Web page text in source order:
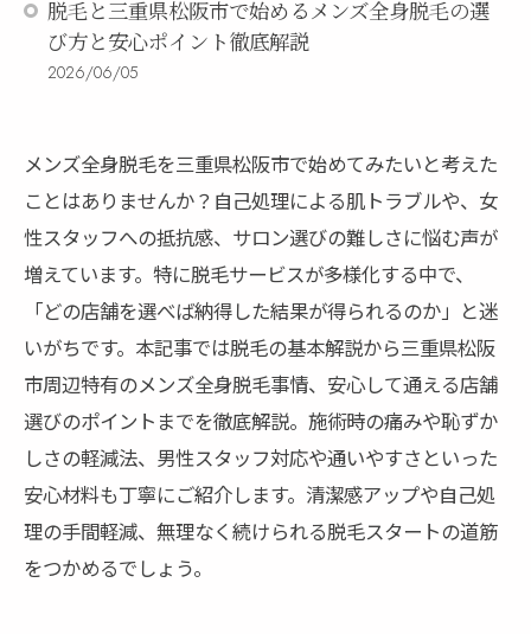
脱毛と三重県松阪市で始めるメンズ全身脱毛の選
び方と安心ポイント徹底解説
2026/06/05
メンズ全身脱毛を三重県松阪市で始めてみたいと考えた
ことはありませんか？自己処理による肌トラブルや、女
性スタッフへの抵抗感、サロン選びの難しさに悩む声が
増えています。特に脱毛サービスが多様化する中で、
「どの店舗を選べば納得した結果が得られるのか」と迷
いがちです。本記事では脱毛の基本解説から三重県松阪
市周辺特有のメンズ全身脱毛事情、安心して通える店舗
選びのポイントまでを徹底解説。施術時の痛みや恥ずか
しさの軽減法、男性スタッフ対応や通いやすさといった
安心材料も丁寧にご紹介します。清潔感アップや自己処
理の手間軽減、無理なく続けられる脱毛スタートの道筋
をつかめるでしょう。